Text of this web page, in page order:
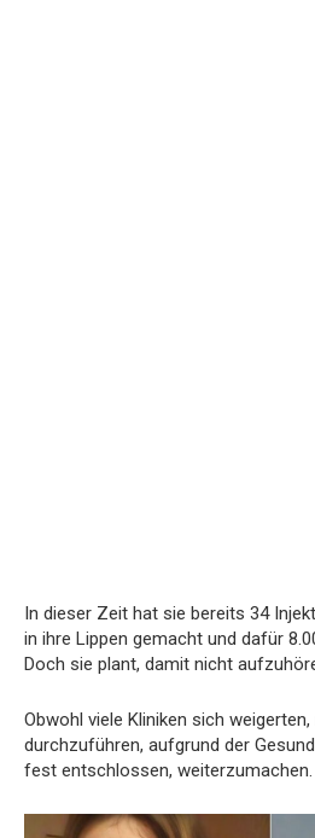
In dieser Zeit hat sie bereits 34
in ihre Lippen gemacht und dafür
Doch sie plant, damit nicht
Obwohl viele Kliniken sich
durchzuführen, aufgrund der
fest entschlossen, weiterzumachen.